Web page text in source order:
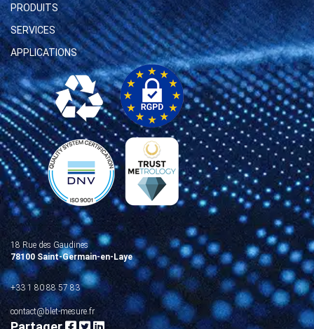
PRODUITS
SERVICES
APPLICATIONS
18 Rue des Gaudines
78100 Saint-Germain-en-Laye
+33 1 80 88 57 83
contact@blet-mesure.fr